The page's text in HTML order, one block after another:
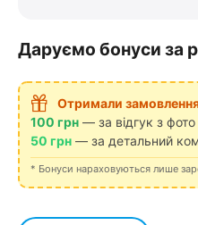
Даруємо бонуси за
Отримали
100 грн — за відгук з
50 грн — за детальний
* Бонуси нараховуються лише